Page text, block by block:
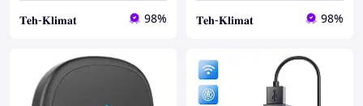
𝐓𝐞𝐡-𝐊𝐥𝐢𝐦𝐚𝐭 98% 𝐓𝐞𝐡-𝐊𝐥𝐢𝐦𝐚𝐭 98%